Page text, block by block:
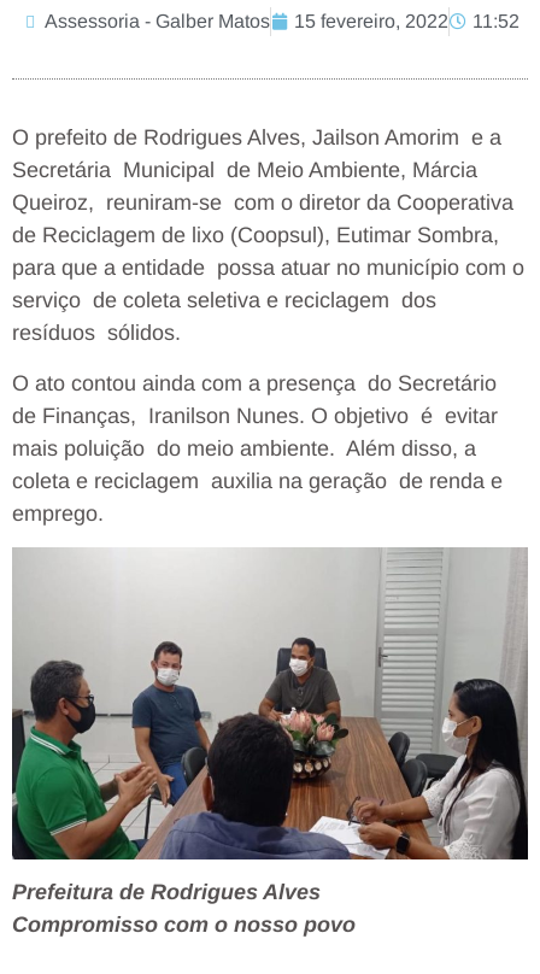
Assessoria - Galber Matos 15 fevereiro, 2022 11:52
O prefeito de Rodrigues Alves, Jailson Amorim e a
Secretária Municipal de Meio Ambiente, Márcia
Queiroz, reuniram-se com o diretor da Cooperativa
de Reciclagem de lixo (Coopsul), Eutimar Sombra,
para que a entidade possa atuar no município com o
serviço de coleta seletiva e reciclagem dos
resíduos sólidos.
O ato contou ainda com a presença do Secretário
de Finanças, Iranilson Nunes. O objetivo é evitar
mais poluição do meio ambiente. Além disso, a
coleta e reciclagem auxilia na geração de renda e
emprego.
Prefeitura de Rodrigues Alves
Compromisso com o nosso povo